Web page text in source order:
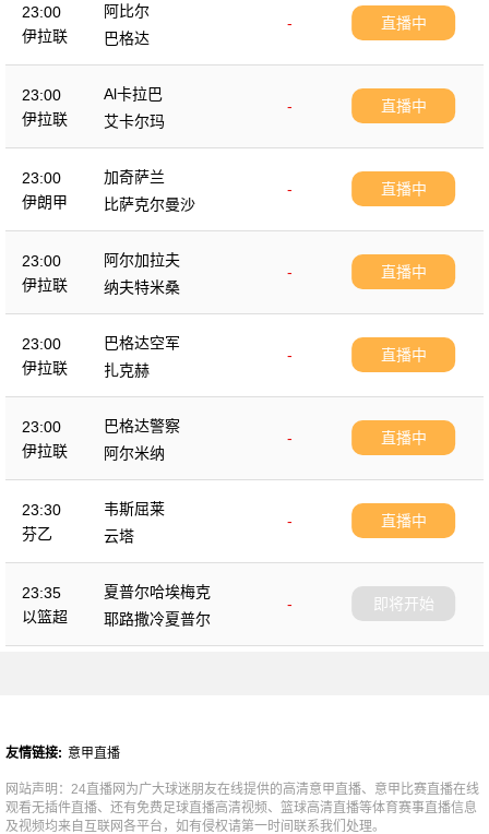
23:00
伊拉联
阿比尔
-
巴格达
直播中
23:00
伊拉联
Al卡拉巴
-
艾卡尔玛
直播中
23:00
伊朗甲
加奇萨兰
-
比萨克尔曼沙
直播中
23:00
伊拉联
阿尔加拉夫
-
纳夫特米桑
直播中
23:00
伊拉联
巴格达空军
-
扎克赫
直播中
23:00
伊拉联
巴格达警察
-
阿尔米纳
直播中
23:30
芬乙
韦斯屈莱
-
云塔
直播中
23:35
以篮超
夏普尔哈埃梅克
-
耶路撒冷夏普尔
即将开始
友情链接: 意甲直播
网站声明：24直播网为广大球迷朋友在线提供的高清意甲直播、意甲比赛直播在线
观看无插件直播、还有免费足球直播高清视频、篮球高清直播等体育赛事直播信息
及视频均来自互联网各平台，如有侵权请第一时间联系我们处理。